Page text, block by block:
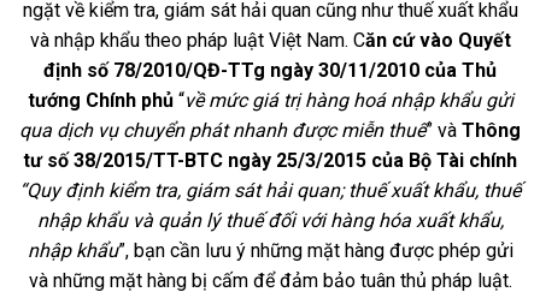
ngặt về kiểm tra, giám sát hải quan cũng như thuế xuất khẩu
và nhập khẩu theo pháp luật Việt Nam. Căn cứ vào Quyết
định số 78/2010/QĐ-TTg ngày 30/11/2010 của Thủ
tướng Chính phủ“về mức giá trị hàng hoá nhập khẩu gửi
qua dịch vụ chuyển phát nhanh được miễn thuế” và Thông
tư số 38/2015/TT-BTC ngày 25/3/2015 của Bộ Tài chính
“Quy định kiểm tra, giám sát hải quan; thuế xuất khẩu, thuế
nhập khẩu và quản lý thuế đối với hàng hóa xuất khẩu,
nhập khẩu”, bạn cần lưu ý những mặt hàng được phép gửi
và những mặt hàng bị cấm để đảm bảo tuân thủ pháp luật.